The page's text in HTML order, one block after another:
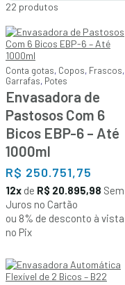
22 produtos
Conta gotas, Copos, Frascos,
Garrafas, Potes
Envasadora de
Pastosos Com 6
Bicos EBP-6 – Até
1000ml
R$ 250.751,75
12x de R$ 20.895,98 Sem
Juros no Cartão
ou 8% de desconto à vista
no Pix